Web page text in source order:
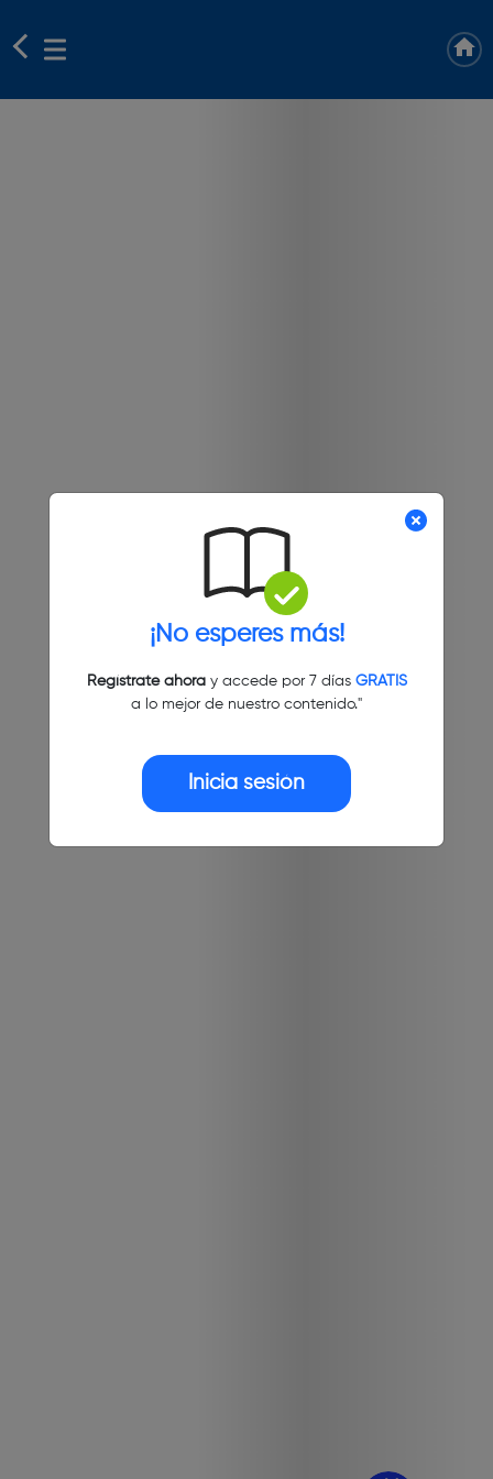
¡No esperes más!
Regístrate ahoray accede por 7 días GRATIS
a lo mejor de nuestro contenido."
Inicia sesión